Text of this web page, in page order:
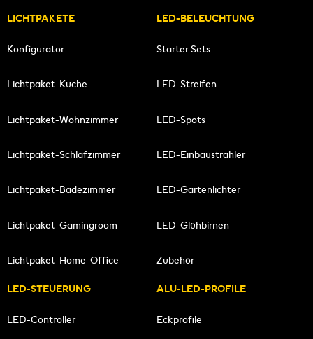
LICHTPAKETE
Konfigurator
Lichtpaket-Küche
Lichtpaket-Wohnzimmer
Lichtpaket-Schlafzimmer
Lichtpaket-Badezimmer
Lichtpaket-Gamingroom
Lichtpaket-Home-Office
LED-BELEUCHTUNG
Starter Sets
LED-Streifen
LED-Spots
LED-Einbaustrahler
LED-Gartenlichter
LED-Glühbirnen
Zubehör
LED-STEUERUNG
LED-Controller
ALU-LED-PROFILE
Eckprofile